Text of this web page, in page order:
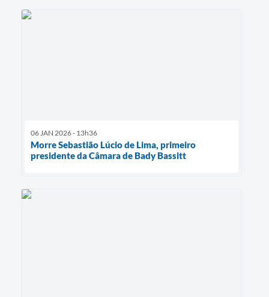
06 JAN 2026 - 13h36
Morre Sebastião Lúcio de Lima, primeiro
presidente da Câmara de Bady Bassitt